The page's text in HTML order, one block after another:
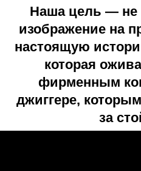
Наша цель — не
изображение на
настоящую
которая
фирменным
джиггере,
за